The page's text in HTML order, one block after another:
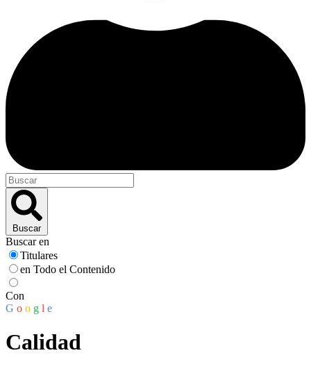
Buscar
Buscar en
Titulares
en Todo el Contenido
Con
G o o g l e
Calidad